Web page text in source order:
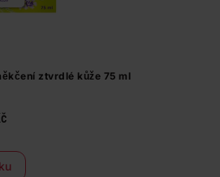
ztvrdlé kůže 75 ml